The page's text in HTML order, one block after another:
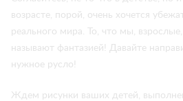
возрасте, порой, очень хочется
реального мира. То, что мы,
называют фантазией! Давайте
нужное русло!
Ждем рисунки ваших детей,